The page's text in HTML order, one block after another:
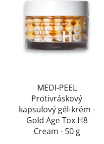
MEDI-PEEL
Protivráskový
kapsulový gél-krém -
Gold Age Tox H8
Cream - 50 g